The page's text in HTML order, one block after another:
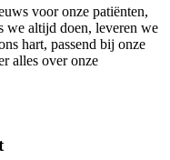
voor onze patiënten,
we altijd doen, leveren we
hart, passend bij onze
alles over onze